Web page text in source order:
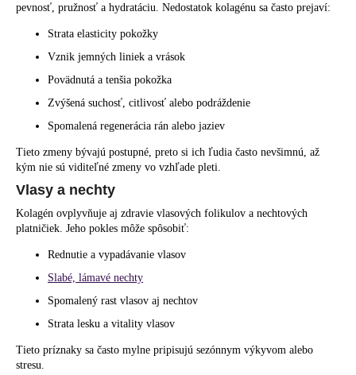
pevnosť, pružnosť a hydratáciu. Nedostatok kolagénu sa často prejaví:
Strata elasticity pokožky
Vznik jemných liniek a vrások
Povädnutá a tenšia pokožka
Zvýšená suchosť, citlivosť alebo podráždenie
Spomalená regenerácia rán alebo jaziev
Tieto zmeny bývajú postupné, preto si ich ľudia často nevšimnú, až
kým nie sú viditeľné zmeny vo vzhľade pleti.
Vlasy a nechty
Kolagén ovplyvňuje aj zdravie vlasových folikulov a nechtových
platničiek. Jeho pokles môže spôsobiť:
Rednutie a vypadávanie vlasov
Slabé, lámavé nechty
Spomalený rast vlasov aj nechtov
Strata lesku a vitality vlasov
Tieto príznaky sa často mylne pripisujú sezónnym výkyvom alebo
stresu.